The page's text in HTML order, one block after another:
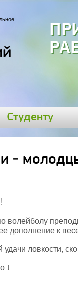
Студенту
-
волейболу
дополнение к
ловкости,
J